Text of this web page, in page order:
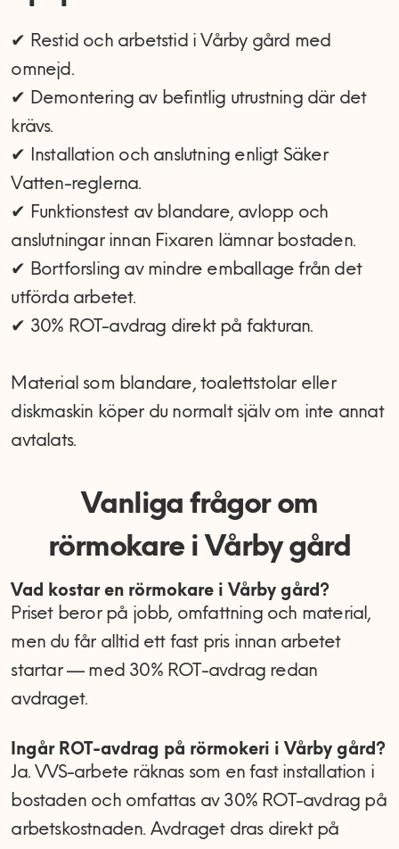
✔ Restid och arbetstid i Vårby gård med
omnejd.
✔ Demontering av befintlig utrustning där det
krävs.
✔ Installation och anslutning enligt Säker
Vatten-reglerna.
✔ Funktionstest av blandare, avlopp och
anslutningar innan Fixaren lämnar bostaden.
✔ Bortforsling av mindre emballage från det
utförda arbetet.
✔ 30% ROT-avdrag direkt på fakturan.
Material som blandare, toalettstolar eller
diskmaskin köper du normalt själv om inte annat
avtalats.
Vanliga frågor om
rörmokare i Vårby gård
Vad kostar en rörmokare i Vårby gård?
Priset beror på jobb, omfattning och material,
men du får alltid ett fast pris innan arbetet
startar — med 30% ROT-avdrag redan
avdraget.
Ingår ROT-avdrag på rörmokeri i Vårby gård?
Ja. VVS-arbete räknas som en fast installation i
bostaden och omfattas av 30% ROT-avdrag på
arbetskostnaden. Avdraget dras direkt på